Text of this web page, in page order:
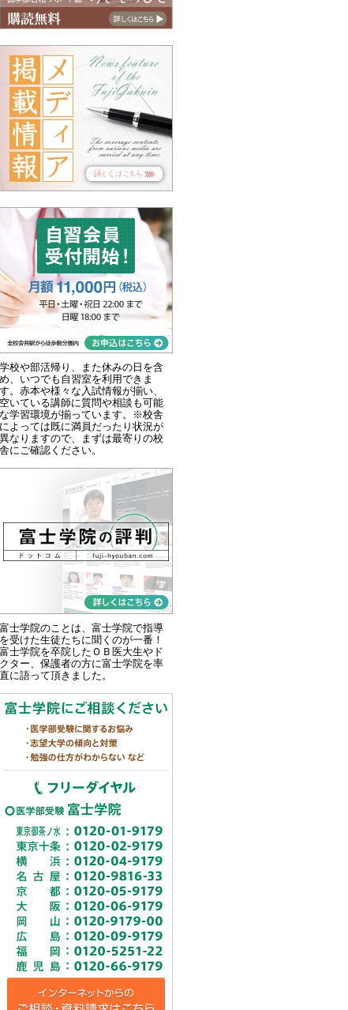
学校や部活帰り、また休みの日を含
め、いつでも自習室を利用できま
す。赤本や様々な入試情報が揃い、
空いている講師に質問や相談も可能
な学習環境が揃っています。※校舎
によっては既に満員だったり状況が
異なりますので、まずは最寄りの校
舎にご確認ください。
富士学院のことは、富士学院で指導
を受けた生徒たちに聞くのが一番！
富士学院を卒院したＯＢ医大生やド
クター、保護者の方に富士学院を率
直に語って頂きました。